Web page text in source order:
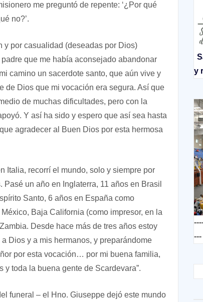
me preguntó de repente: ‘¿Por qué
no?’.
y por casualidad (deseadas por Dios)
que me había aconsejado abandonar
camino un sacerdote santo, que aún vive y
de Dios que mi vocación era segura. Así que
de muchas dificultades, pero con la
Y así ha sido y espero que así sea hasta
agradecer al Buen Dios por esta hermosa
Italia, recorrí el mundo, solo y siempre por
un año en Inglaterra, 11 años en Brasil
Santo, 6 años en España como
Baja California (como impresor, en la
Desde hace más de tres años estoy
Dios y a mis hermanos, y preparándome
por esta vocación… por mi buena familia,
toda la buena gente de Scardevara”.
funeral – el Hno. Giuseppe dejó este mundo
y
---